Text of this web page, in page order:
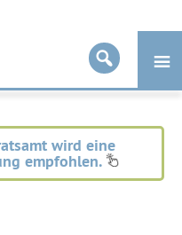
wird eine
empfohlen.